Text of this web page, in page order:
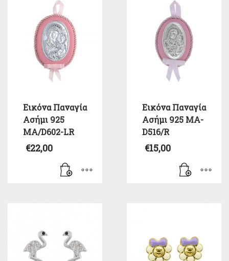
Εικόνα Παναγία
Ασήμι 925
MA/D602-LR
€22,00
Εικόνα Παναγία
Ασήμι 925 MA-
D516/R
€15,00